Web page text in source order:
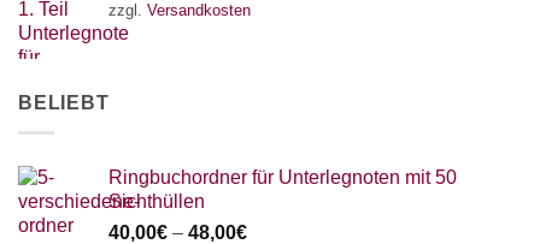
zzgl. Versandkosten
BELIEBT
Ringbuchordner für Unterlegnoten mit 50
Sichthüllen
40,00€ – 48,00€
18 SAITEN